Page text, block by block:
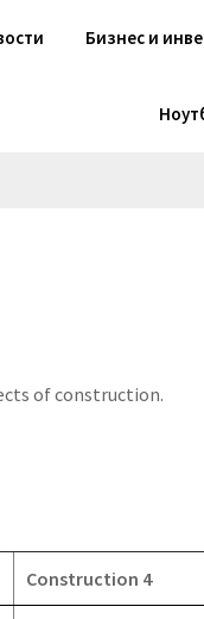
Бизнес и
of construction.
Construction 4